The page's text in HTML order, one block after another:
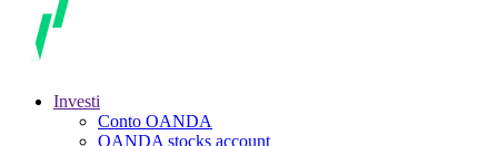
Investi
Conto OANDA
OANDA stocks account